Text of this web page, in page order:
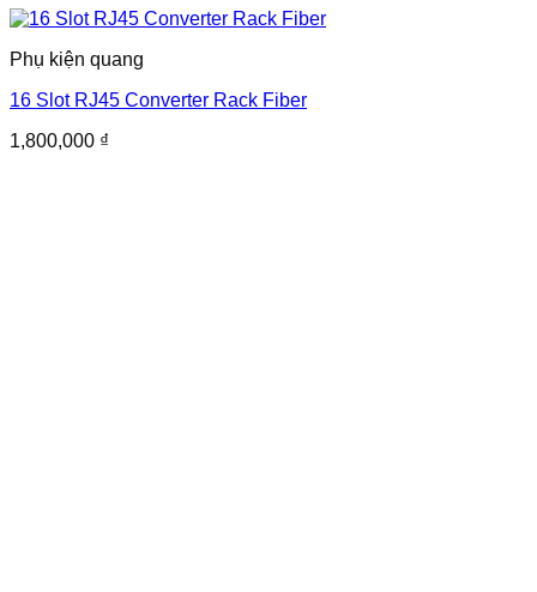
Phụ kiện quang
16 Slot RJ45 Converter Rack Fiber
1,800,000 ₫